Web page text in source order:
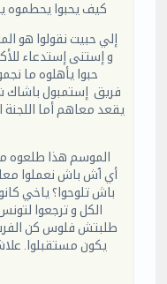
كيف يحبوا يحطموه
إلي حبيت نقولوا هو
و إستنى إستدعاء
حبوا يأهلوه ما
فريق إستمبول باشاك
يقعد معاهم أما اللجنة
الموسم هذا طلعوه مع
أي ٱش باش نعملوا
باش تلوحوا؟ ياخي
الكل و ترجعوا
طلبتش فلوس كن
يكون مستقبلوا.